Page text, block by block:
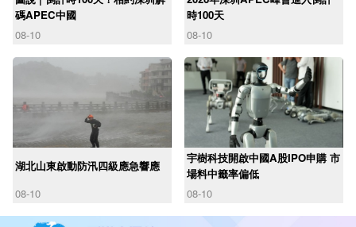
碼APEC中國
08-10
時100天
08-10
湖北山東啟動防汛四級應急響應
08-10
宇樹科技開啟中國A股IPO申購 市
場料中籤率偏低
08-10